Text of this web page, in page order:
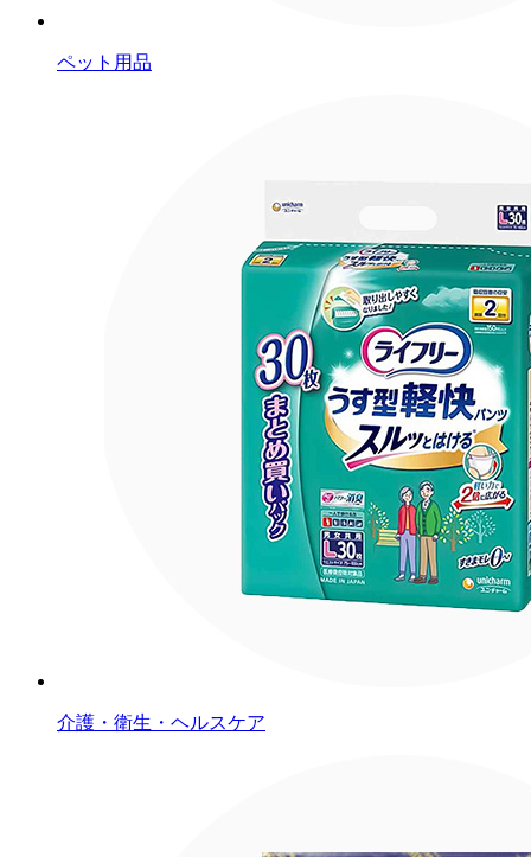
ペット用品
介護・衛生・ヘルスケア